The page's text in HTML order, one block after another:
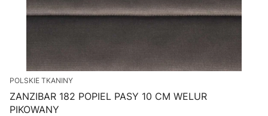
POLSKIE TKANINY
ZANZIBAR 182 POPIEL PASY 10 CM WELUR
PIKOWANY